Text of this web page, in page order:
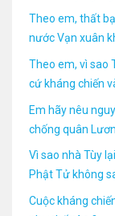
Theo em, thất
nước Vạn xuân
Theo em, vì sao
cứ kháng chiến
Em hãy nêu
chống quân
Vì sao nhà Tùy
Phật Tử không
Cuộc kháng